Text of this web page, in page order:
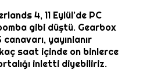
4, 11 Eylül’de PC
gibi düştü. Gearbox
yayınlanır
saat içinde on binlerce
inletti diyebiliriz.